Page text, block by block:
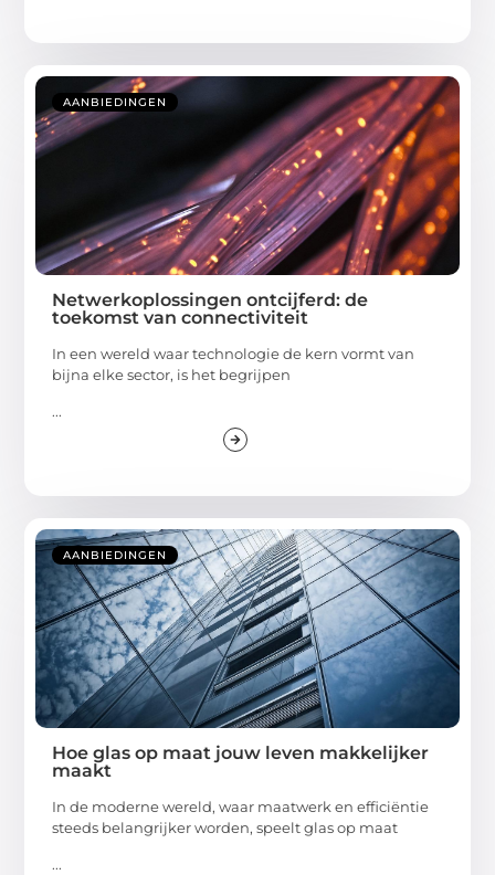
AANBIEDINGEN
Netwerkoplossingen ontcijferd: de
toekomst van connectiviteit
In een wereld waar technologie de kern vormt van
bijna elke sector, is het begrijpen
...
AANBIEDINGEN
Hoe glas op maat jouw leven makkelijker
maakt
In de moderne wereld, waar maatwerk en efficiëntie
steeds belangrijker worden, speelt glas op maat
...